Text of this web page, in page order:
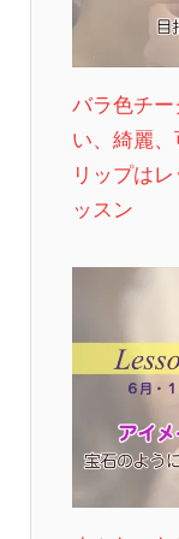
バラ色チ
い、綺麗
リップは
ッスン